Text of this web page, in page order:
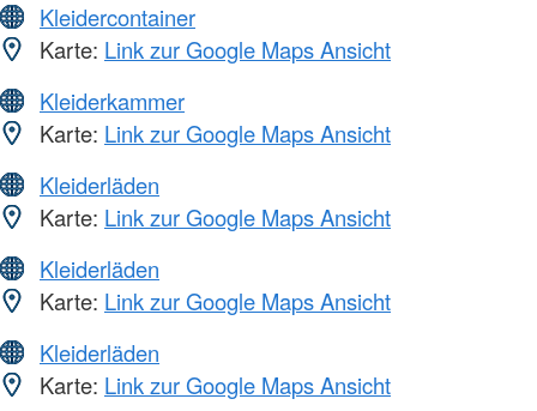
Kleidercontainer
Karte: Link zur Google Maps Ansicht
Kleiderkammer
Karte: Link zur Google Maps Ansicht
Kleiderläden
Karte: Link zur Google Maps Ansicht
Kleiderläden
Karte: Link zur Google Maps Ansicht
Kleiderläden
Karte: Link zur Google Maps Ansicht